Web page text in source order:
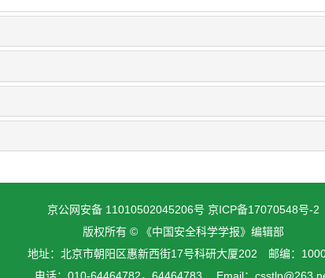
京公网安备 11010502045206号 京ICP备17070548号-2
版权所有 © 《中国安全科学学报》编辑部
地址：北京市朝阳区惠新西街17号科研大厦202 邮编：